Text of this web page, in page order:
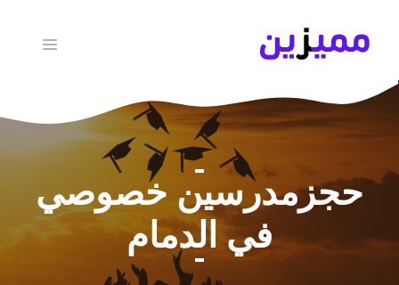
المحتوى
القائمة
حجزمدرسين خصوصي
في الدمام